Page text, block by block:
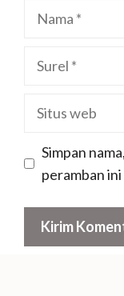
Nama
Surel
Situs
Simpan
peramban